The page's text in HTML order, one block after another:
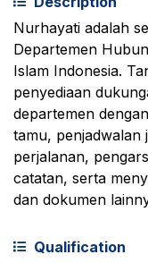
Nurhayati adalah
Departemen
Islam Indonesia.
penyediaan
departemen
tamu, penjadwalan
perjalanan,
catatan, serta
dan dokumen
Qualification